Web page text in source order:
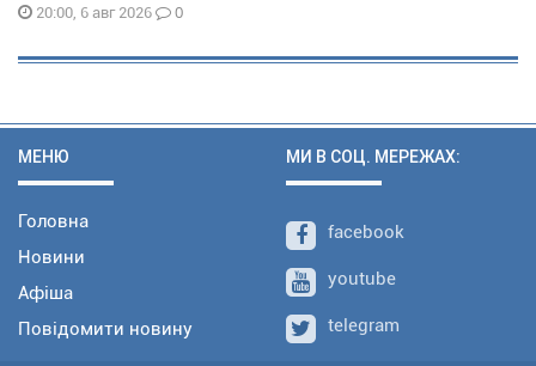
20:00, 6 авг 2026 0
МЕНЮ
Головна
Новини
Афіша
Повідомити новину
МИ В СОЦ. МЕРЕЖАХ:
facebook
youtube
telegram